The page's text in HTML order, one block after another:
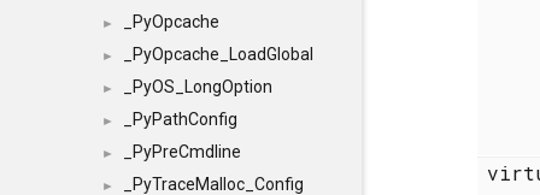
► _PyOpcache
► _PyOpcache_LoadGlobal
► _PyOS_LongOption
► _PyPathConfig
► _PyPreCmdline
► _PyTraceMalloc_Config